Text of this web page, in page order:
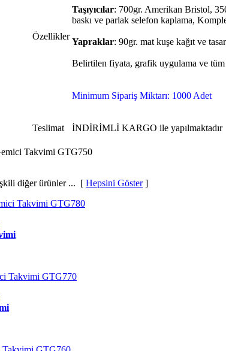
Özellikler
Taşıyıcılar: 700gr. Amerikan Bristol,
baskı ve parlak selefon kaplama,
Yapraklar: 90gr. mat kuşe kağıt ve
Belirtilen fiyata, grafik uygulama ve tüm
Minimum Sipariş Miktarı: 1000 Adet
Teslimat İNDİRİMLİ KARGO ile yapılmaktadır
diğer ürünler ... [ Hepsini Göster]